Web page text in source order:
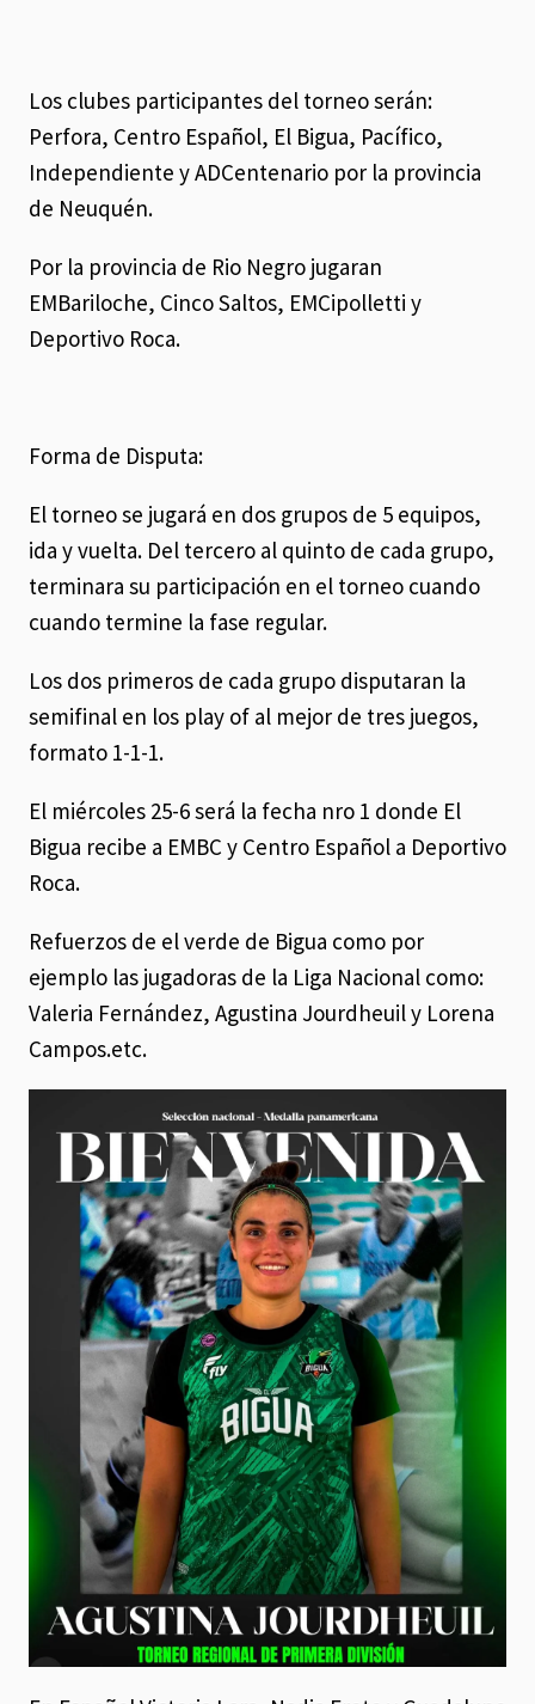
Los clubes participantes del torneo serán:
Perfora, Centro Español, El Bigua, Pacífico,
Independiente y ADCentenario por la provincia
de Neuquén.
Por la provincia de Rio Negro jugaran
EMBariloche, Cinco Saltos, EMCipolletti y
Deportivo Roca.
Forma de Disputa:
El torneo se jugará en dos grupos de 5 equipos,
ida y vuelta. Del tercero al quinto de cada grupo,
terminara su participación en el torneo cuando
cuando termine la fase regular.
Los dos primeros de cada grupo disputaran la
semifinal en los play of al mejor de tres juegos,
formato 1-1-1.
El miércoles 25-6 será la fecha nro 1 donde El
Bigua recibe a EMBC y Centro Español a Deportivo
Roca.
Refuerzos de el verde de Bigua como por
ejemplo las jugadoras de la Liga Nacional como:
Valeria Fernández, Agustina Jourdheuil y Lorena
Campos.etc.